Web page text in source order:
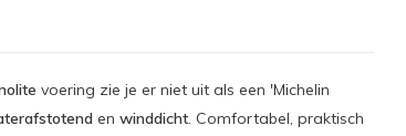
voering zie je er niet uit als een 'Michelin
en winddicht. Comfortabel, praktisch